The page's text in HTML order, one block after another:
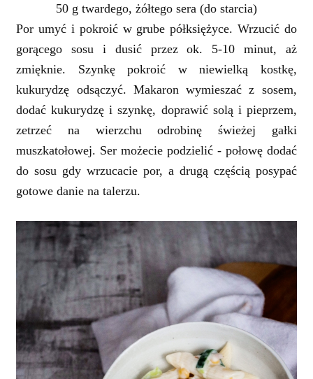
50 g twardego, żółtego sera (do starcia)
Por umyć i pokroić w grube półksiężyce. Wrzucić do
gorącego sosu i dusić przez ok. 5-10 minut, aż
zmięknie. Szynkę pokroić w niewielką kostkę,
kukurydzę odsączyć. Makaron wymieszać z sosem,
dodać kukurydzę i szynkę, doprawić solą i pieprzem,
zetrzeć na wierzchu odrobinę świeżej gałki
muszkatołowej. Ser możecie podzielić - połowę dodać
do sosu gdy wrzucacie por, a drugą częścią posypać
gotowe danie na talerzu.